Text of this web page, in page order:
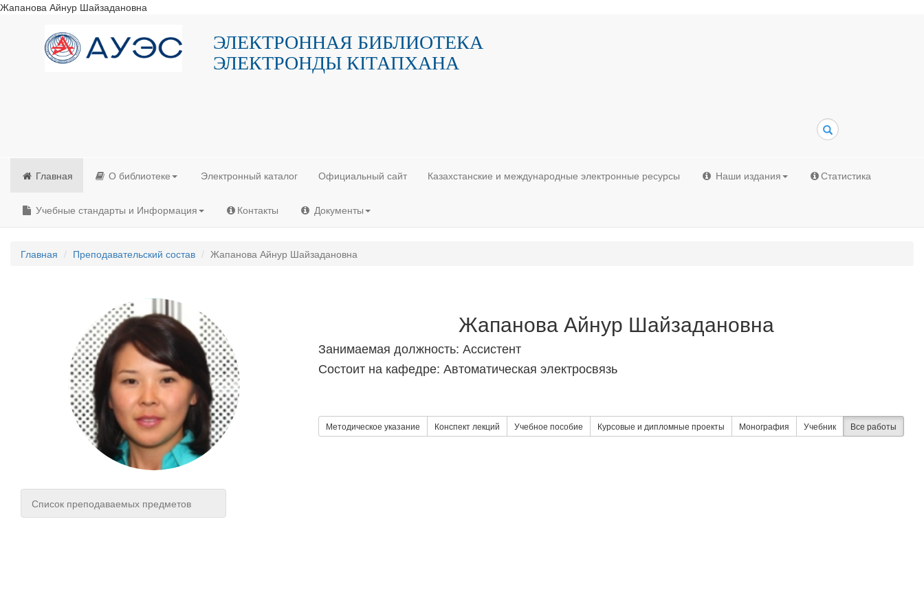
Жапанова Айнур Шайзадановна
ЭЛЕКТРОННАЯ БИБЛИОТЕКА
ЭЛЕКТРОНДЫ КIТАПХАНА
Поиск
Главная О библиотеке Электронный каталог Официальный сайт Казахстанские и международные электронные ресурсы Наши издания Статистика
Учебные стандарты и Информация Контакты Документы
Главная Преподавательский состав Жапанова Айнур Шайзадановна
Жапанова Айнур Шайзадановна
Занимаемая должность: Ассистент
Состоит на кафедре: Автоматическая электросвязь
Методическое указание Конспект лекций Учебное пособие Курсовые и дипломные проекты Монография Учебник Все работы
Список преподаваемых предметов